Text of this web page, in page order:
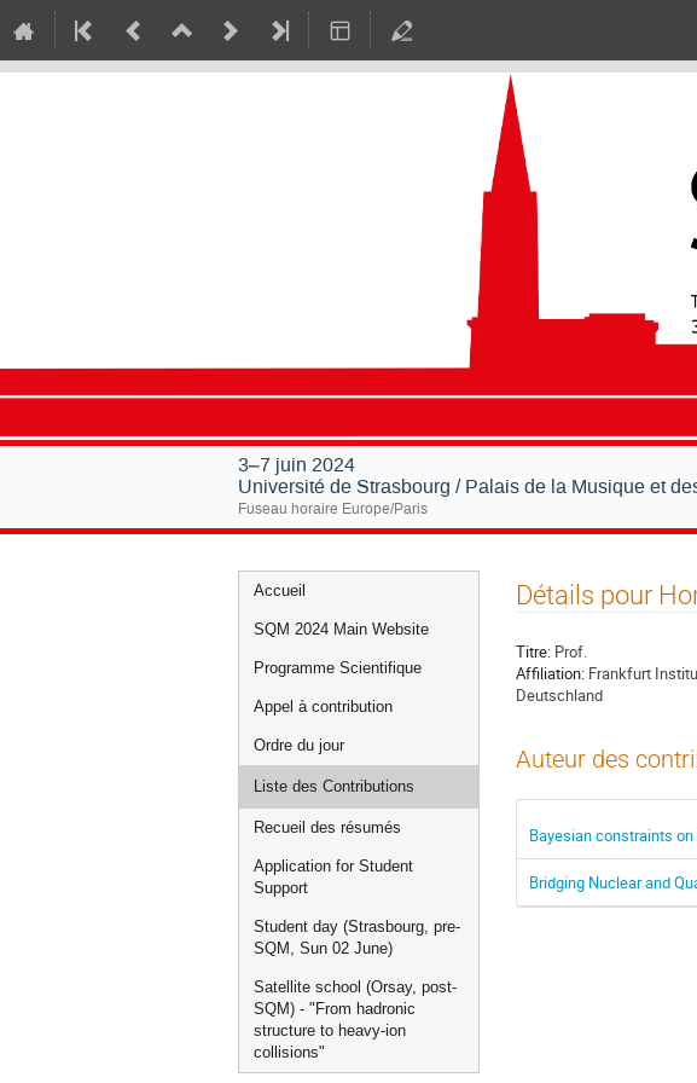
3–7 juin 2024
Université de Strasbourg / Palais de la Musique et
Fuseau horaire Europe/Paris
Menu
de
Accueil
SQM 2024 Main Website
Programme Scientifique
Appel à contribution
Ordre du jour
Liste des Contributions
Recueil des résumés
Application for Student
Support
Student day (Strasbourg, pre-
SQM, Sun 02 June)
Satellite school (Orsay, post-
SQM) - "From hadronic
structure to heavy-ion
collisions"
Détails pour
Titre: Prof.
Affiliation: Frankfurt
Deutschland
Auteur des
Bayesian constraints
Bridging Nuclear and